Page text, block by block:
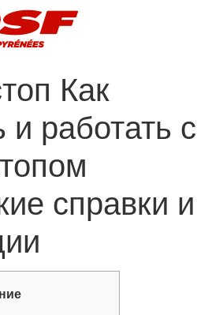
Как
и работать с
справки и